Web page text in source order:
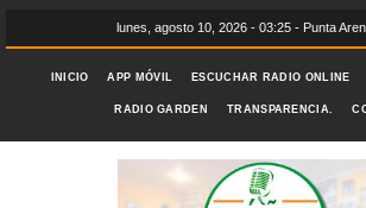
lunes, agosto 10, 2026 - 03:25 - Punta
INICIO APP MÓVIL ESCUCHAR RADIO ONLINE
RADIO GARDEN TRANSPARENCIA.